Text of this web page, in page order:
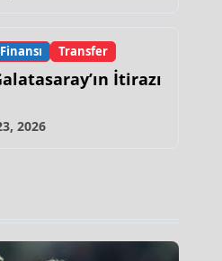
Transfer
İtirazı
2026